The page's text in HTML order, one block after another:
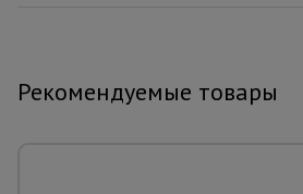
Рекомендуемые товары